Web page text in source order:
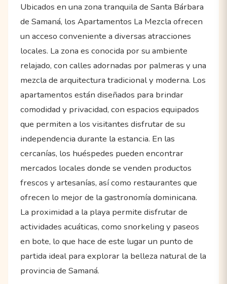
Ubicados en una zona tranquila de Santa Bárbara
de Samaná, los Apartamentos La Mezcla ofrecen
un acceso conveniente a diversas atracciones
locales. La zona es conocida por su ambiente
relajado, con calles adornadas por palmeras y una
mezcla de arquitectura tradicional y moderna. Los
apartamentos están diseñados para brindar
comodidad y privacidad, con espacios equipados
que permiten a los visitantes disfrutar de su
independencia durante la estancia. En las
cercanías, los huéspedes pueden encontrar
mercados locales donde se venden productos
frescos y artesanías, así como restaurantes que
ofrecen lo mejor de la gastronomía dominicana.
La proximidad a la playa permite disfrutar de
actividades acuáticas, como snorkeling y paseos
en bote, lo que hace de este lugar un punto de
partida ideal para explorar la belleza natural de la
provincia de Samaná.